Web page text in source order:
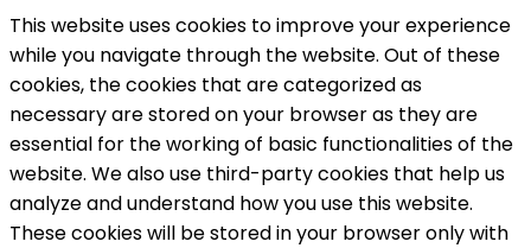
This website uses cookies to improve your experience
while you navigate through the website. Out of these
cookies, the cookies that are categorized as
necessary are stored on your browser as they are
essential for the working of basic functionalities of the
website. We also use third-party cookies that help us
analyze and understand how you use this website.
These cookies will be stored in your browser only with